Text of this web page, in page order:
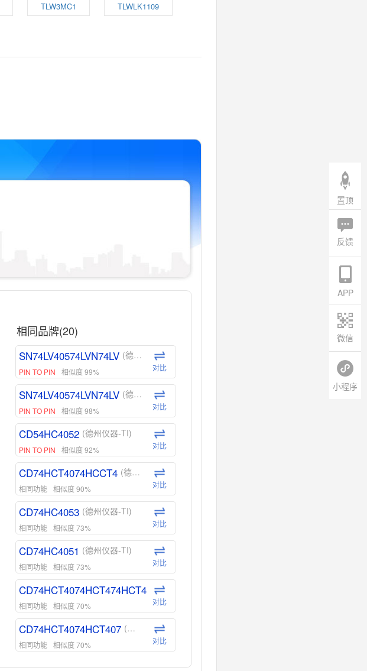
TLW3MC1 TLWLK1109
相同品牌(20)
SN74LV40574LVN74LV (德州仪器-TI)
PIN TO PIN 相似度 99% 对比
SN74LV40574LVN74LV (德州仪器-TI)
PIN TO PIN 相似度 98% 对比
CD54HC4052 (德州仪器-TI)
PIN TO PIN 相似度 92% 对比
CD74HCT4074HCCT4 (德州仪器-TI)
相同功能 相似度 90% 对比
CD74HC4053 (德州仪器-TI)
相同功能 相似度 73% 对比
CD74HC4051 (德州仪器-TI)
相同功能 相似度 73% 对比
CD74HCT4074HCT474HCT4 (德州仪器-TI)
相同功能 相似度 70% 对比
CD74HCT4074HCT407 (德州仪器-TI)
相同功能 相似度 70% 对比
CD74HCT4D74HDCT40 (德州仪器-TI)
置顶
反馈
APP
微信
小程序